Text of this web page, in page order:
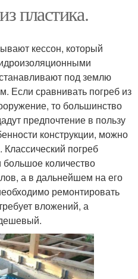
пластика.
кессон, который
под землю
сравнивать погреб из
то большинство
предпочтение в пользу
конструкции, можно
погреб
большое количество
а в дальнейшем на его
ремонтировать
вложений, а